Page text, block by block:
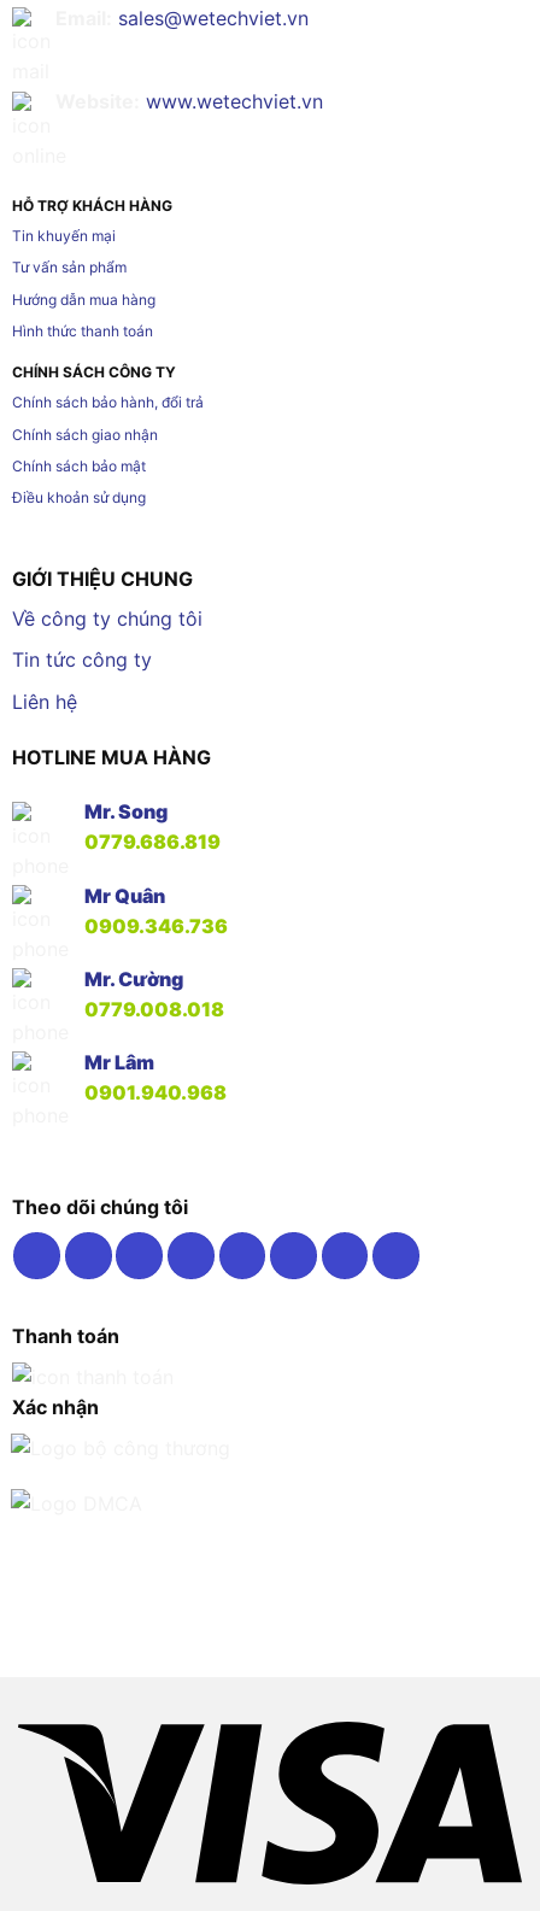
sales@wetechviet.vn
www.wetechviet.vn
HỖ TRỢ KHÁCH HÀNG
Tin khuyến mại
Tư vấn sản phẩm
Hướng dẫn mua hàng
Hình thức thanh toán
CHÍNH SÁCH CÔNG TY
Chính sách bảo hành, đổi trả
Chính sách giao nhận
Chính sách bảo mật
Điều khoản sử dụng
GIỚI THIỆU CHUNG
Về công ty chúng tôi
Tin tức công ty
Liên hệ
HOTLINE MUA HÀNG
Mr. Song
0779.686.819
Mr Quân
0909.346.736
Mr. Cường
0779.008.018
Mr Lâm
0901.940.968
Theo dõi chúng tôi
Thanh toán
Xác nhận